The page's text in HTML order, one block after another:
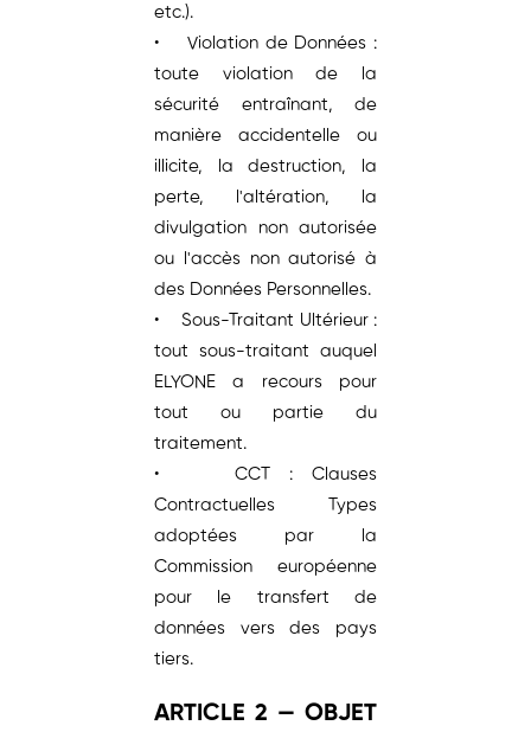
etc.).
• Violation de Données :
toute violation de la
sécurité entraînant, de
manière accidentelle ou
illicite, la destruction, la
perte, l'altération, la
divulgation non autorisée
ou l'accès non autorisé à
des Données Personnelles.
• Sous-Traitant Ultérieur :
tout sous-traitant auquel
ELYONE a recours pour
tout ou partie du
traitement.
• CCT : Clauses
Contractuelles Types
adoptées par la
Commission européenne
pour le transfert de
données vers des pays
tiers.
ARTICLE 2 — OBJET